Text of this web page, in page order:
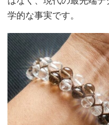
学的な事実です。